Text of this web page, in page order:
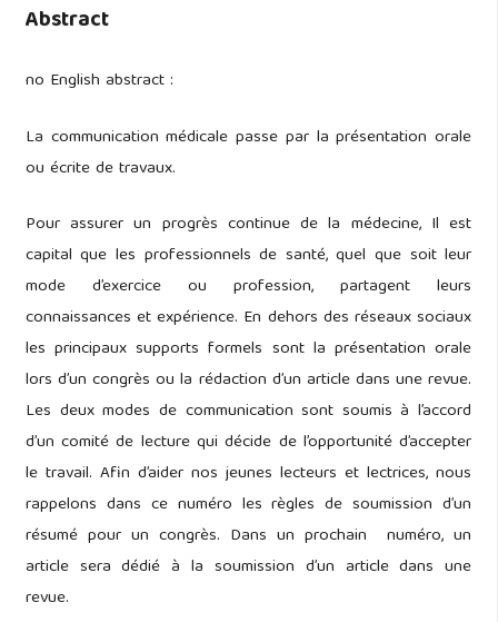
Abstract
no English abstract :
La communication médicale passe par la présentation orale
ou écrite de travaux.
Pour assurer un progrès continue de la médecine, Il est
capital que les professionnels de santé, quel que soit leur
mode d’exercice ou profession, partagent leurs
connaissances et expérience. En dehors des réseaux sociaux
les principaux supports formels sont la présentation orale
lors d’un congrès ou la rédaction d’un article dans une revue.
Les deux modes de communication sont soumis à l’accord
d’un comité de lecture qui décide de l’opportunité d’accepter
le travail. Afin d’aider nos jeunes lecteurs et lectrices, nous
rappelons dans ce numéro les règles de soumission d’un
résumé pour un congrès. Dans un prochain numéro, un
article sera dédié à la soumission d’un article dans une
revue.